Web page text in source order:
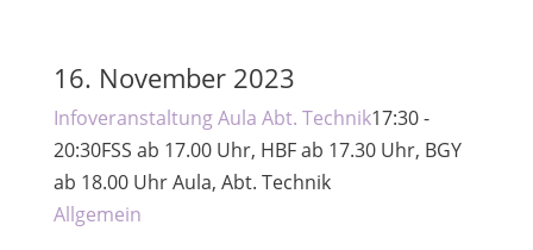
16. November 2023
Infoveranstaltung Aula Abt. Technik17:30 -
20:30FSS ab 17.00 Uhr, HBF ab 17.30 Uhr, BGY
ab 18.00 UhrAula, Abt. Technik
Allgemein